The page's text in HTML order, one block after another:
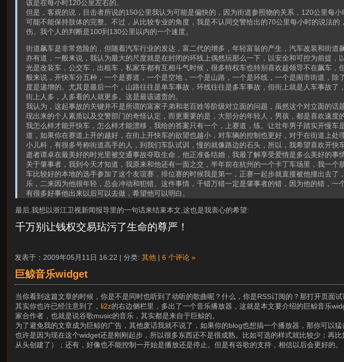
该是在每小时120公里左右的。
但是，客观的说，目击者所说的150公里我认为可能是偏快的，因为街道参照物的关系，120公里每
可能不能保持肢体的完整。不过，从比较专业的角度，我是不认同交警给出的70公里每小时的说法
伤。我个人的判断是100到130公里以内的一个速度。
街道飙车是非常危险的，但随着汽车行业的发达，富二代的增多，年轻富翁的产生，汽车改装和街
亦有道，一般来说，我认为最大的尺度就是在封闭的环线上偶然玩那么一下，以安全和可控为前提
光是改装车，公交车，出租车，私家车都有互相斗气时候，很多特权车也特别喜欢趁领导不在飙车
般来说，开快车分五种，一个是赛道，一个是空地，一个是山路，一个是环线，一个是闹市街道，
度是递增的。尤其是最后一个，山路往往是单车事故，环线往往是多车事故，但街上就是人车事故
街上人多，人多看的人就更多。这是最该谴责的。
我认为，这起事故的关键并不是所谓的富家子弟和老百姓等阶级对立面的问题，虽然这个对立面的
现出来的个人素质以及交警部门的奇怪认定，而更重要的是，大部分的年轻人，男孩，都是喜欢速
我怎么样才能开快车，怎么样才能漂移，我给的答案只有一个，上赛道，练。让壮年男子踏实开慢
道，如果你在赛道上开的越好，在街上开快车的欲望也越小，对车辆的控制也更好，对于在街道上
小儿科，有很多号称街道高手的人，到我们车队试训，慢的就像路边的石头，所以，我希望喜欢开快
逝者谭卓在最美好的时光里被交通事故夺取生命，他正准备结婚，我最了解享受爱情是多么美好的事
关于肇事者，我到今天才知道，我原来和他还有一面之交，半年前在杭州的一个卡丁车场里，我一
车比较好的本地的选手参加了这个友谊赛，排位赛的时候我是第一，正赛一起步就直接被他撞出去
乐，二来因为他很年轻，总会冲动和犯错。这件事情，千错万错一定是肇事者的错，因为他的错，
有很多好事他出来以后可以去做，希望他可以明白。
最后,我想以浙江卫视新闻报导里的一句话来结束本文,这也是我衷心的希望:
千万别让钱权交易玷污了生命的尊严！
发表于：2009年05月11日 16:22 | 分类: 其他 | 6 个评论 »
巨鲸音乐widget
当你看到这篇文章的时候，你是不是同时也听到了动听的歌曲呢？什么，你是RSS订阅的？那打开页面
其实你也许已经注意到了， li2z的右边侧栏里，多出了一个音乐播放器，这就是本文要介绍的巨鲸音乐
家合作者，也就是说谷歌music的音乐，其实都是来自于巨鲸的。
为了避免我的文章成为巨鲸的广告，其他废话我就不说了，如果你的blog也想搞一个播放器，那你可以猛
也许是因为现在这个widget还是刚刚起步，所以很多东西还不是很成熟。比如可选的样式就比较少；再
从头创建了）；还有，好像也不能控制一开始是播放还是停止。但是有谷歌的支持，相信以后会更好的。